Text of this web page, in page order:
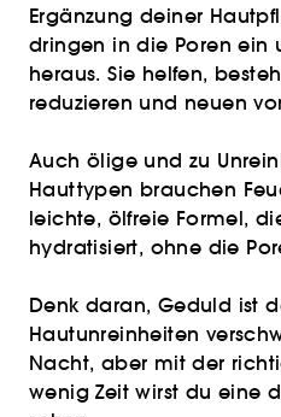
Ergänzung deiner
dringen in die Poren ein
heraus. Sie helfen,
reduzieren und neuen
Auch ölige und zu
Hauttypen brauchen
leichte, ölfreie Formel,
hydratisiert, ohne die
Denk daran, Geduld ist
Hautunreinheiten
Nacht, aber mit der
wenig Zeit wirst du eine